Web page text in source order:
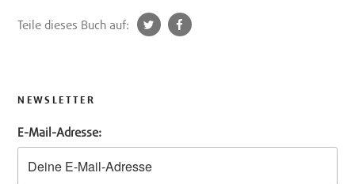
Teile dieses Buch auf:
t
NEWSLETTER
E-Mail-Adresse: